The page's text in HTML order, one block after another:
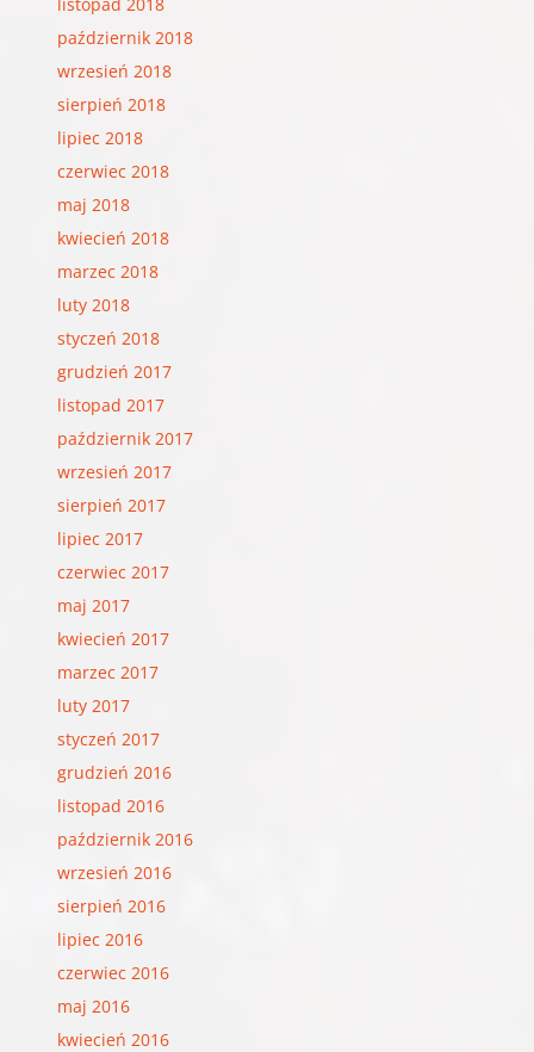
październik 2018
wrzesień 2018
sierpień 2018
lipiec 2018
czerwiec 2018
maj 2018
kwiecień 2018
marzec 2018
luty 2018
styczeń 2018
grudzień 2017
listopad 2017
październik 2017
wrzesień 2017
sierpień 2017
lipiec 2017
czerwiec 2017
maj 2017
kwiecień 2017
marzec 2017
luty 2017
styczeń 2017
grudzień 2016
listopad 2016
październik 2016
wrzesień 2016
sierpień 2016
lipiec 2016
czerwiec 2016
maj 2016
kwiecień 2016